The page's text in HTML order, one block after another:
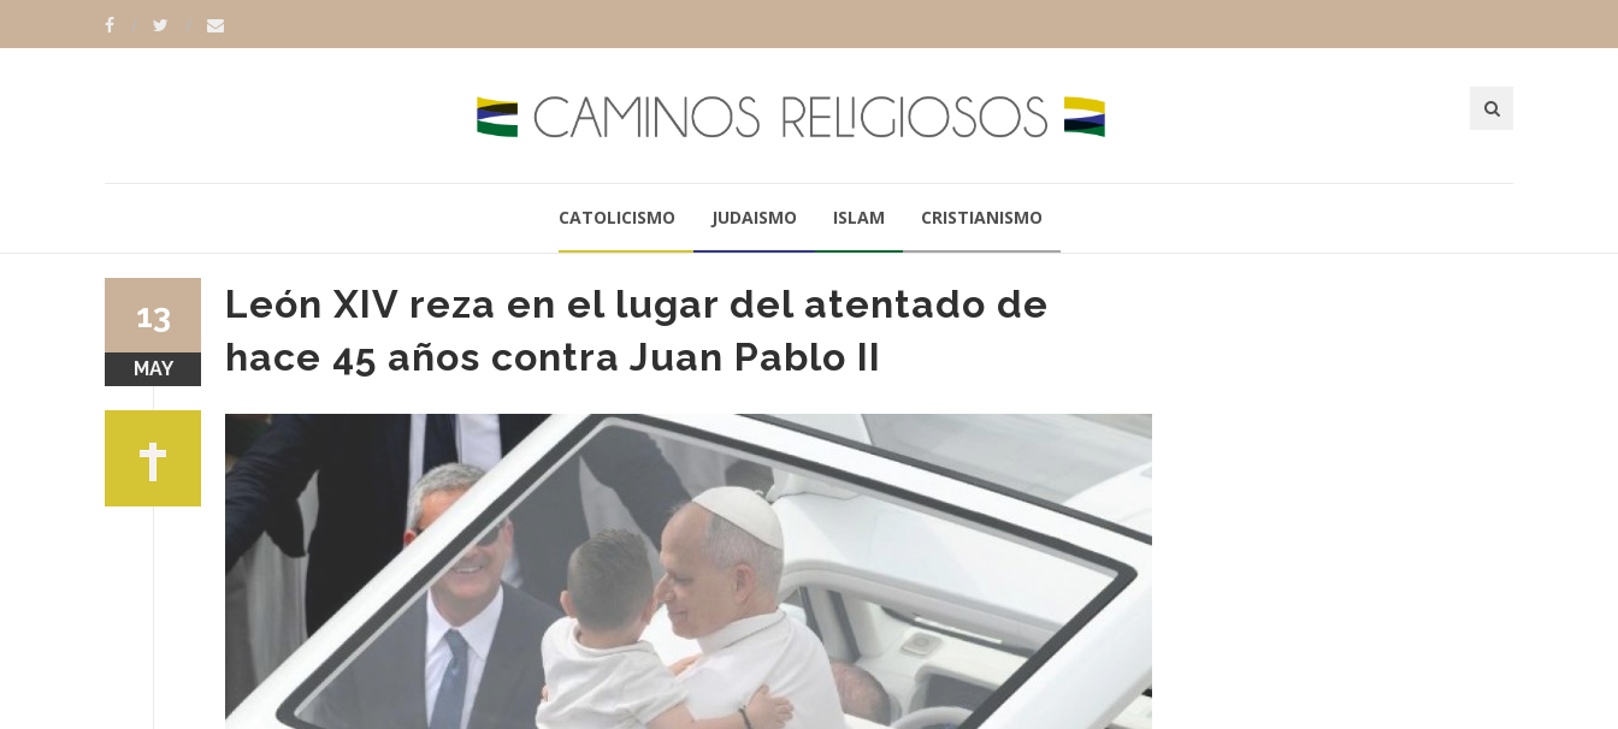
CATOLICISMO JUDAISMO ISLAM CRISTIANISMO
León XIV reza en el lugar del atentado de
hace 45 años contra Juan Pablo II
13
MAY